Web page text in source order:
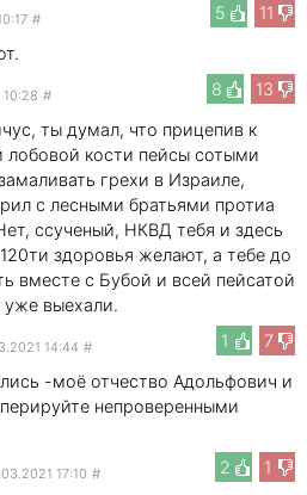
5
11
#
8
13
#
ты думал, что прицепив к
лобовой кости пейсы сотыми
грехи в Израиле,
с лесными братьями протиа
ссученый, НКВД тебя и здесь
здоровья желают, а тебе до
вместе с Бубой и всей пейсатой
уже выехали.
1
7
14:44 #
-моё отчество Адольфович и
непроверенными
2
1
17:10 #